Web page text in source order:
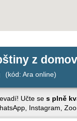
z
(kód: Ara online)
Učte se s plně
Instagram,